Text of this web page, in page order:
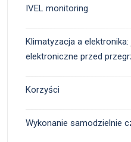
IVEL monitoring
Klimatyzacja a
elektroniczne przed
Korzyści
Wykonanie samodzielnie